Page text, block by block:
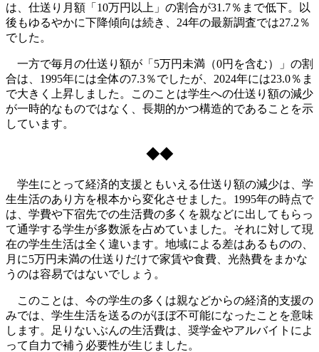
は、仕送り月額「10万円以上」の割合が31.7％まで低下。以
後もゆるやかに下降傾向は続き、24年の最新調査では27.2％
でした。
一方で毎月の仕送り額が「5万円未満（0円を含む）」の割
合は、1995年には全体の7.3％でしたが、2024年には23.0％ま
で大きく上昇しました。このことは学生への仕送り額の減少
が一時的なものではなく、長期的かつ構造的であることを示
しています。
◆◆
学生にとって経済的支援ともいえる仕送り額の減少は、学
生生活のあり方を根本から変化させました。1995年の時点で
は、学費や下宿先での生活費の多くを親などに出してもらっ
て通学する学生が多数派を占めていました。それに対して現
在の学生生活は全く違います。地域による差はあるものの、
月に5万円未満の仕送りだけで家賃や食費、光熱費をまかな
うのは容易ではないでしょう。
このことは、今の学生の多くは親などからの経済的支援の
みでは、学生生活を送るのがほぼ不可能になったことを意味
します。足りないぶんの生活費は、奨学金やアルバイトによ
って自力で補う必要性が生じました。